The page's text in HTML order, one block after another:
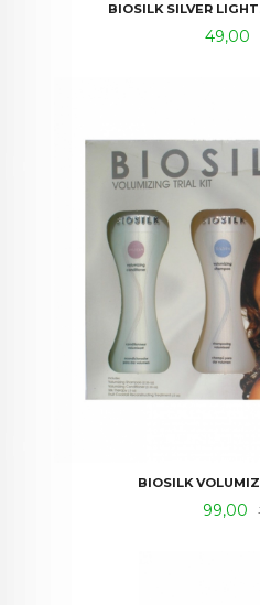
BIOSILK SILVER
Tilbud
49,00
BIOSILK
Tilbud
99,00